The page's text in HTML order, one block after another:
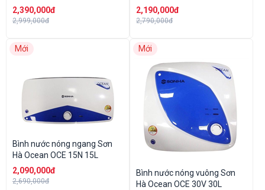
2,390,000đ
2,999,000đ
2,190,000đ
2,790,000đ
Mới
Bình nước nóng ngang Sơn
Hà Ocean OCE 15N 15L
2,090,000đ
2,690,000đ
Mới
Bình nước nóng vuông Sơn
Hà Ocean OCE 30V 30L